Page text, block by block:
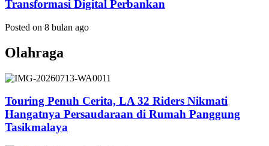
Transformasi Digital Perbankan
Posted on 8 bulan ago
Olahraga
Touring Penuh Cerita, LA 32 Riders Nikmati
Hangatnya Persaudaraan di Rumah Panggung
Tasikmalaya